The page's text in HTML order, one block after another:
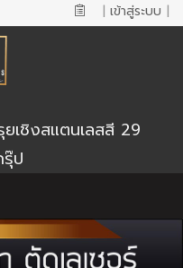
| เข้าสู่ระบบ |
เชิงสแตนเลสสี 29
ป